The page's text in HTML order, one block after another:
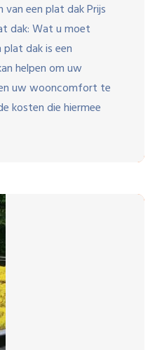
van een plat dak Prijs
dak: Wat u moet
dak is een
helpen om uw
uw wooncomfort te
kosten die hiermee